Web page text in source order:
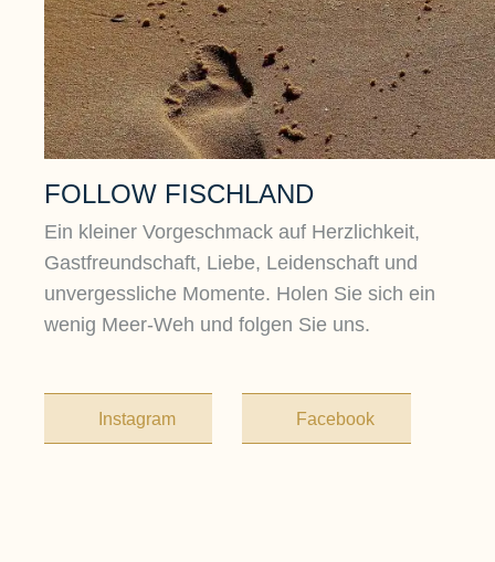
FOLLOW FISCHLAND
Ein kleiner Vorgeschmack auf Herzlichkeit,
Gastfreundschaft, Liebe, Leidenschaft und
unvergessliche Momente. Holen Sie sich ein
wenig Meer-Weh und folgen Sie uns.
Instagram Facebook